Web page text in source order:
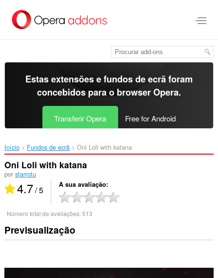
para
Estas extensões e fundos de ecrã foram
concebidos para o browser Opera.
Transferir Opera Free for Android
Início Fundos de ecrã Oni Loli with katana‎
Oni Loli with katana
por starrotu
4.7/ 5 A sua avaliação
Número total de avaliações:513
Previsualização